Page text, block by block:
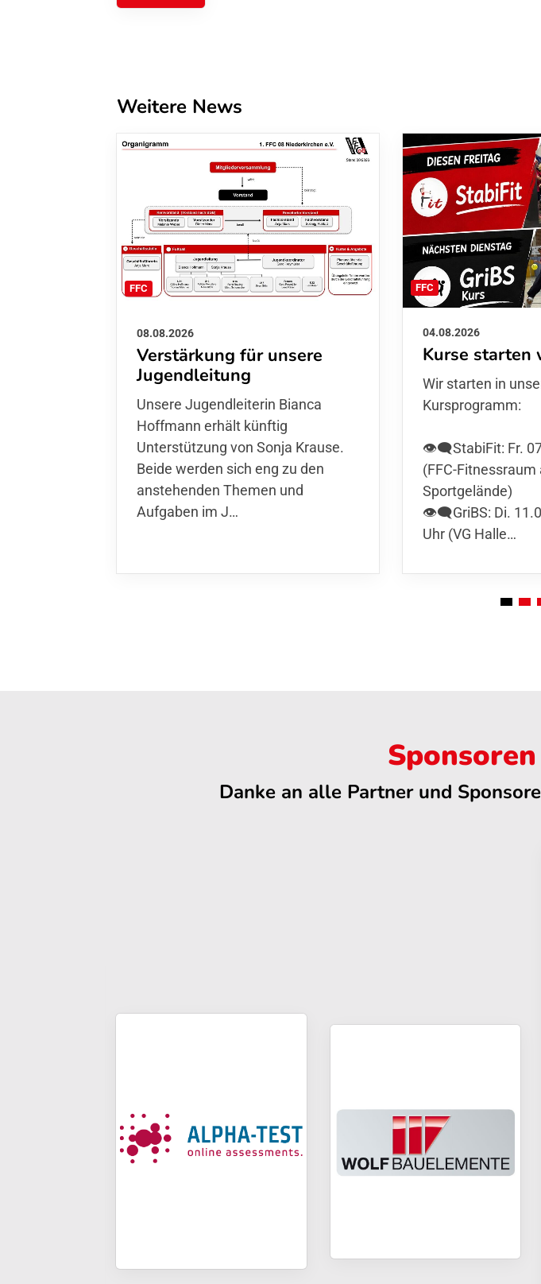
Weitere News
FFC
08.08.2026
Verstärkung für unsere
Jugendleitung
Unsere Jugendleiterin Bianca
Hoffmann erhält künftig
Unterstützung von Sonja Krause.
Beide werden sich eng zu den
anstehenden Themen und
Aufgaben im J…
FFC
04.08.2026
Kurse starten
Wir starten in
Kursprogramm:
👁️‍🗨️StabiFit: Fr.
(FFC-Fitnessraum
Sportgelände)
👁️‍🗨️GriBS: Di.
Uhr (VG Halle…
Danke an alle Partner und